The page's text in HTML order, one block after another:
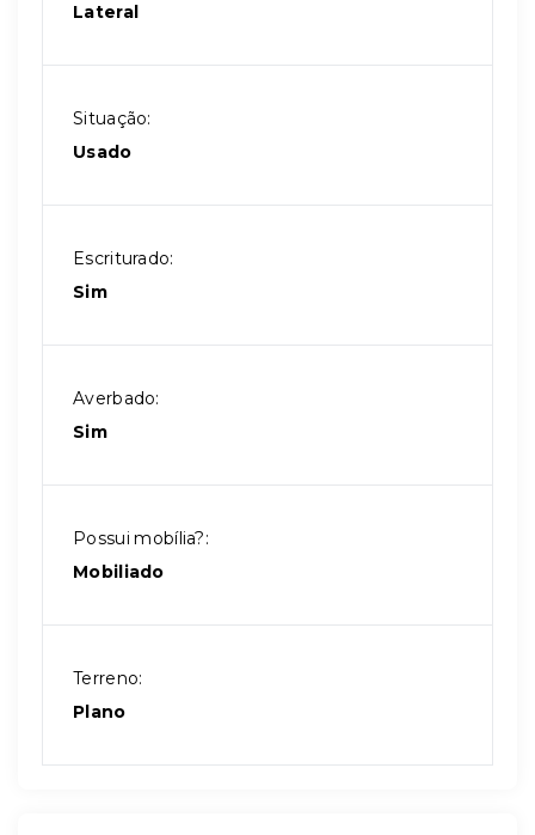
Lateral
Situação:
Usado
Escriturado:
Sim
Averbado:
Sim
Possui mobília?:
Mobiliado
Terreno:
Plano